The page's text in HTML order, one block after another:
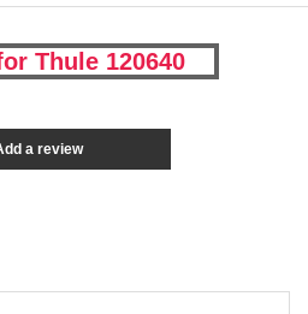
Thule 120640
a review